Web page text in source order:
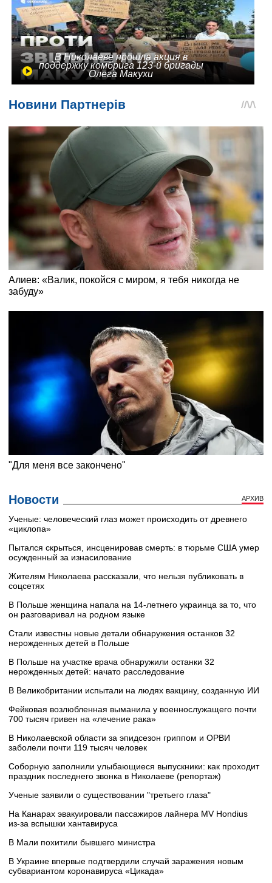
В Николаеве прошла акция в
поддержку комбрига 123-й бригады
Олега Макухи
Новости АРХИВ
Ученые: человеческий глаз может происходить от древнего
«циклопа»
Пытался скрыться, инсценировав смерть: в тюрьме США умер
осужденный за изнасилование
Жителям Николаева рассказали, что нельзя публиковать в
соцсетях
В Польше женщина напала на 14-летнего украинца за то, что
он разговаривал на родном языке
Стали известны новые детали обнаружения останков 32
нерожденных детей в Польше
В Польше на участке врача обнаружили останки 32
нерожденных детей: начато расследование
В Великобритании испытали на людях вакцину, созданную ИИ
Фейковая возлюбленная выманила у военнослужащего почти
700 тысяч гривен на «лечение рака»
В Николаевской области за эпидсезон гриппом и ОРВИ
заболели почти 119 тысяч человек
Соборную заполнили улыбающиеся выпускники: как проходит
праздник последнего звонка в Николаеве (репортаж)
Ученые заявили о существовании "третьего глаза"
На Канарах эвакуировали пассажиров лайнера MV Hondius
из‑за вспышки хантавируса
В Мали похитили бывшего министра
В Украине впервые подтвердили случай заражения новым
субвариантом коронавируса «Цикада»